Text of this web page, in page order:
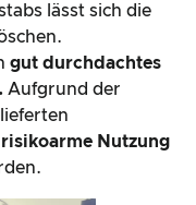
lässt sich die
gut durchdachtes
Aufgrund der
risikoarme Nutzung